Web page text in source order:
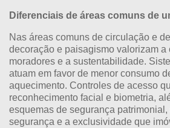
Diferenciais de áreas comuns de
Nas áreas comuns de circulação e
decoração e paisagismo valorizam a
moradores e a sustentabilidade.
atuam em favor de menor consumo
aquecimento. Controles de acesso
reconhecimento facial e biometria,
esquemas de segurança patrimonial,
segurança e a exclusividade que